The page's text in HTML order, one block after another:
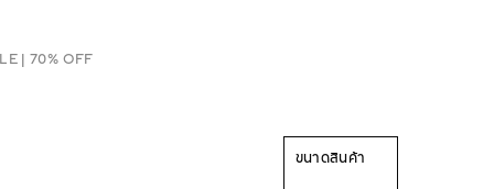
| 70% OFF
ขนาดสินค้า